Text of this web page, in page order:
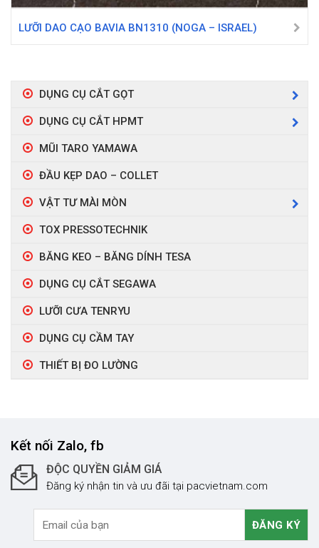
LƯỠI DAO CẠO BAVIA BN1310 (NOGA – ISRAEL)
DỤNG CỤ CẮT GỌT
DỤNG CỤ CẮT HPMT
MŨI TARO YAMAWA
ĐẦU KẸP DAO – COLLET
VẬT TƯ MÀI MÒN
TOX PRESSOTECHNIK
BĂNG KEO – BĂNG DÍNH TESA
DỤNG CỤ CẮT SEGAWA
LƯỠI CƯA TENRYU
DỤNG CỤ CẦM TAY
THIẾT BỊ ĐO LƯỜNG
Kết nối Zalo, fb
ĐỘC QUYỀN GIẢM GIÁ
Đăng ký nhận tin và ưu đãi tại pacvietnam.com